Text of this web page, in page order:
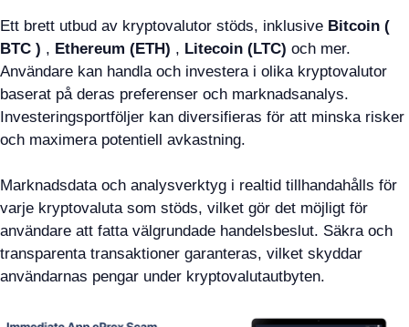
Ett brett utbud av kryptovalutor stöds, inklusive Bitcoin (
BTC ) , Ethereum (ETH) , Litecoin (LTC) och mer.
Användare kan handla och investera i olika kryptovalutor
baserat på deras preferenser och marknadsanalys.
Investeringsportföljer kan diversifieras för att minska risker
och maximera potentiell avkastning.
Marknadsdata och analysverktyg i realtid tillhandahålls för
varje kryptovaluta som stöds, vilket gör det möjligt för
användare att fatta välgrundade handelsbeslut. Säkra och
transparenta transaktioner garanteras, vilket skyddar
användarnas pengar under kryptovalutautbyten.